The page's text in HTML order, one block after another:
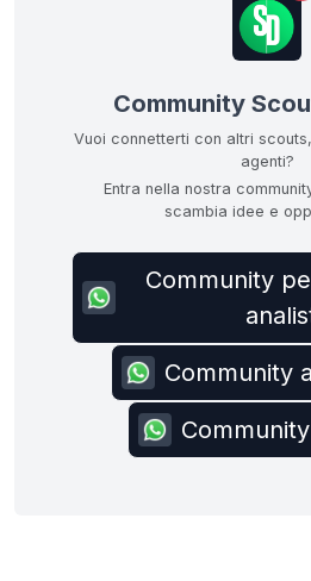
Community
Vuoi connetterti con altri
agenti?
Entra nella nostra
scambia idee e
Community
Community